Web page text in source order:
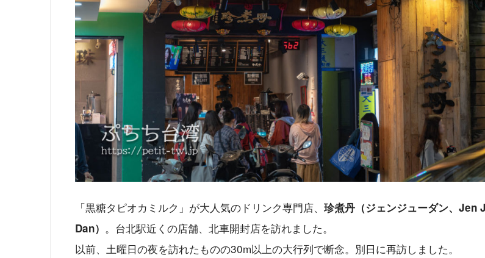
「黒糖タピオカミルク」が大人気のドリンク専門店、 珍煮丹（ジェンジューダン、Jen
Dan） 。台北駅近くの店舗、北車開封店を訪れました。
以前、土曜日の夜を訪れたものの30m以上の大行列で断念。別日に再訪しました。